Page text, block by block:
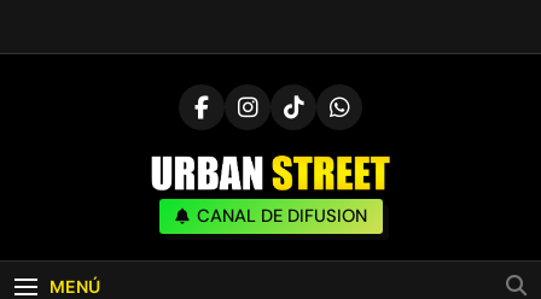
UrbanStreet
| Noticias De Freestyle, Batallas Y Cultura
Urbana
CANAL DE DIFUSION
MENÚ